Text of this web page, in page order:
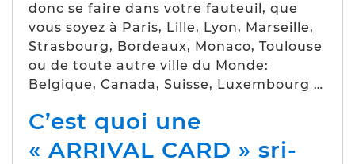
donc se faire dans votre fauteuil, que
vous soyez à Paris, Lille, Lyon, Marseille,
Strasbourg, Bordeaux, Monaco, Toulouse
ou de toute autre ville du Monde:
Belgique, Canada, Suisse, Luxembourg …
C’est quoi une
« ARRIVAL CARD » sri-